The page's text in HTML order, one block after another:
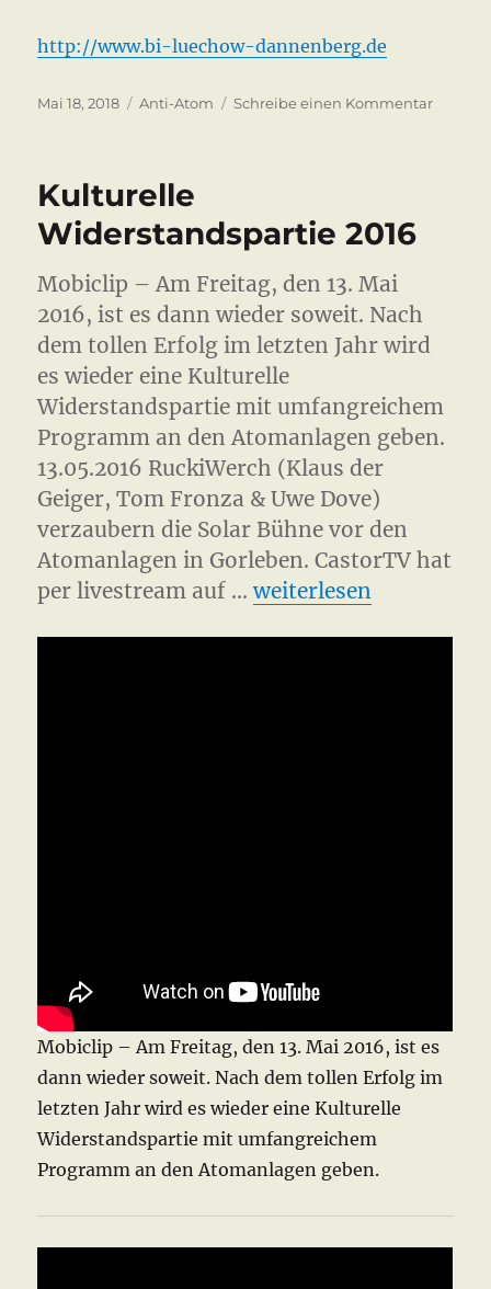
http://www.bi-luechow-dannenberg.de
Veröffentlicht
Mai 18, 2018 Kategorien
Anti-Atom Schreibe einen Kommentarzu
Kulturelle
Widerstandspartie 2016
Mobiclip – Am Freitag, den 13. Mai
2016, ist es dann wieder soweit. Nach
dem tollen Erfolg im letzten Jahr wird
es wieder eine Kulturelle
Widerstandspartie mit umfangreichem
Programm an den Atomanlagen geben.
13.05.2016 RuckiWerch (Klaus der
Geiger, Tom Fronza & Uwe Dove)
verzaubern die Solar Bühne vor den
Atomanlagen in Gorleben. CastorTV hat
per livestream auf …„Kulturelle
weiterlesen
Mobiclip – Am Freitag, den 13. Mai 2016, ist es
dann wieder soweit. Nach dem tollen Erfolg im
letzten Jahr wird es wieder eine Kulturelle
Widerstandspartie mit umfangreichem
Programm an den Atomanlagen geben.